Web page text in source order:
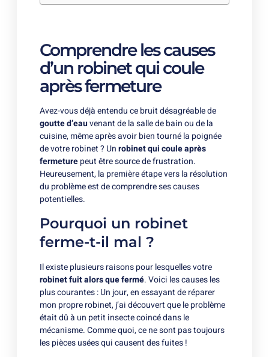
Comprendre les causes
d’un robinet qui coule
après fermeture
Avez-vous déjà entendu ce bruit désagréable de
goutte d’eauvenant de la salle de bain ou de la
cuisine, même après avoir bien tourné la poignée
de votre robinet ? Unrobinet qui coule après
fermeturepeut être source de frustration.
Heureusement, la première étape vers la résolution
du problème est de comprendre ses causes
potentielles.
Pourquoi un robinet
ferme-t-il mal ?
Il existe plusieurs raisons pour lesquelles votre
robinet fuit alors que fermé. Voici les causes les
plus courantes : Un jour, en essayant de réparer
mon propre robinet, j’ai découvert que le problème
était dû à un petit insecte coincé dans le
mécanisme. Comme quoi, ce ne sont pas toujours
les pièces usées qui causent des fuites !